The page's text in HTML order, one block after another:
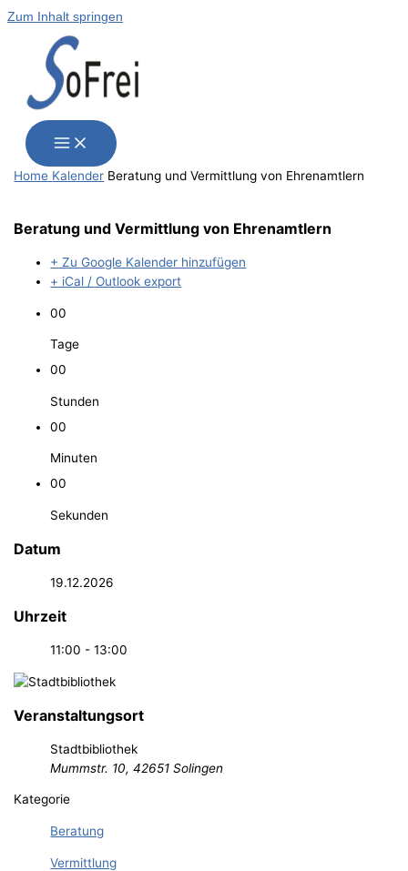
Zum Inhalt springen
Home Kalender Bera­tung und Ver­mitt­lung von Ehrenamtlern
Bera­tung und Ver­mitt­lung von Ehrenamtlern
+ Zu Google Kalender hinzufügen
+ iCal / Outlook export
00
Tage
00
Stunden
00
Minuten
00
Sekunden
Datum
19.12.2026
Uhrzeit
11:00 - 13:00
Veranstaltungsort
Stadtbibliothek
Mummstr. 10, 42651 Solingen
Kategorie
Beratung
Vermittlung